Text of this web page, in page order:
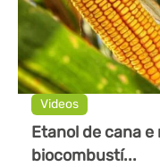
Videos
Etanol de cana e
biocombustí...